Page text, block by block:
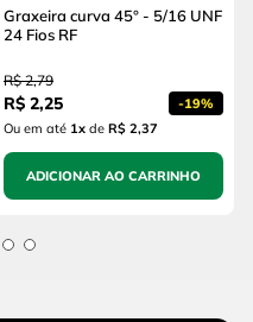
Graxeira curva 45° - 5/16 UNF
24 Fios RF
R$ 2,79
R$ 2,25 -19%
Ou em até 1x de R$ 2,37
ADICIONAR AO CARRINHO